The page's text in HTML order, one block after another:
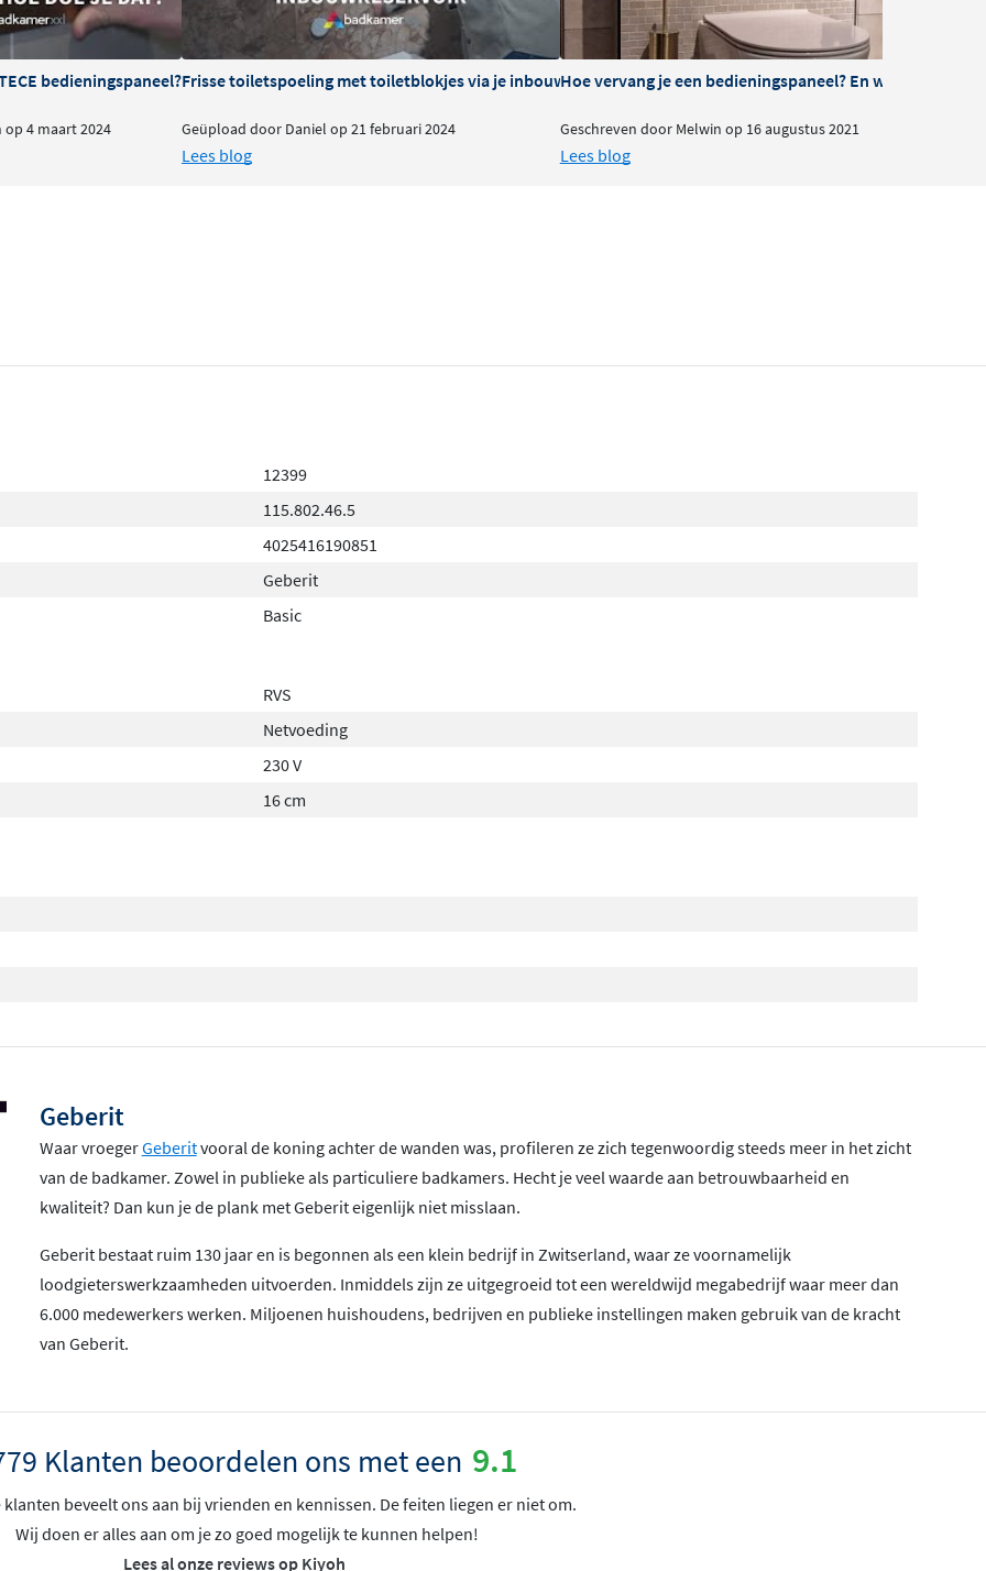
voor een continue en
Dit maakt het
installatie is eenvoudig
standaarden.
en strakke uitstraling
is uitgevoerd in
chroom. De mat
bedieningspaneel?
4 maart 2024
Frisse toiletspoeling met toiletblokjes via je inbouwreservoir
Geüpload door Daniel op 21 februari 2024
Lees blog
Hoe vervang je een bedieningspaneel? En wat zijn je
Geschreven door Melwin op 16 augustus 2021
Lees blog
12399
115.802.46.5
4025416190851
Geberit
Basic
RVS
Netvoeding
230 V
16 cm
Geberit
Waar vroegerGeberitvooral de koning achter de wanden was, profileren ze zich tegenwoordig steeds meer in het zicht
van de badkamer. Zowel in publieke als particuliere badkamers. Hecht je veel waarde aan betrouwbaarheid en
kwaliteit? Dan kun je de plank met Geberit eigenlijk niet misslaan.
Geberit bestaat ruim 130 jaar en is begonnen als een klein bedrijf in Zwitserland, waar ze voornamelijk
loodgieterswerkzaamheden uitvoerden. Inmiddels zijn ze uitgegroeid tot een wereldwijd megabedrijf waar meer dan
6.000 medewerkers werken. Miljoenen huishoudens, bedrijven en publieke instellingen maken gebruik van de kracht
van Geberit.
Klanten beoordelen ons met een 9.1
klanten beveelt ons aan bij vrienden en kennissen. De feiten liegen er niet om.
Wij doen er alles aan om je zo goed mogelijk te kunnen helpen!
Lees al onze reviews op Kiyoh